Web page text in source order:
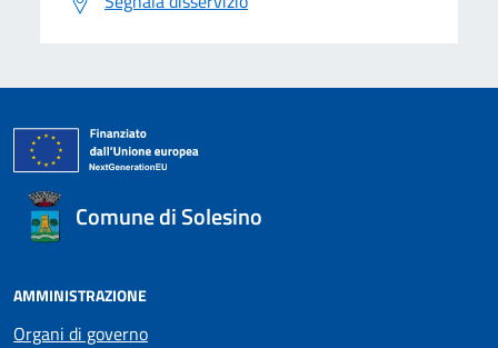
Comune di Solesino
AMMINISTRAZIONE
Organi di governo